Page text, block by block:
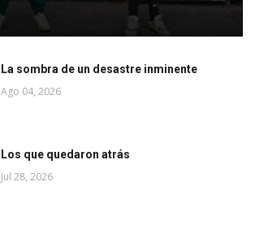
La sombra de un desastre inminente
Ago 04, 2026
Los que quedaron atrás
Jul 28, 2026